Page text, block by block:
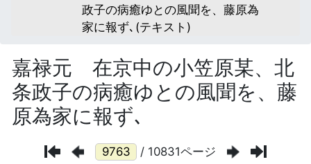
政子の病癒ゆとの風聞を、藤原為
家に報ず､(テキスト)
嘉禄元 在京中の小笠原某、北
条政子の病癒ゆとの風聞を、藤
原為家に報ず､
/ 10831ページ